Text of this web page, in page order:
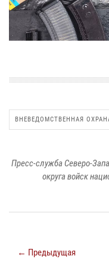
ВНЕВЕДОМСТВЕННАЯ
Пресс-служба Северо-
округа войск
← Предыдущая